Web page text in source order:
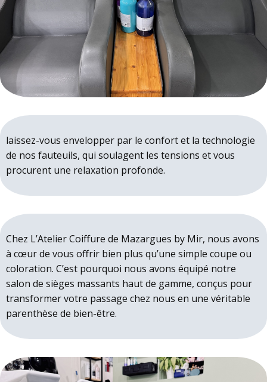
laissez-vous envelopper par le confort et la technologie
de nos fauteuils, qui soulagent les tensions et vous
procurent une relaxation profonde.
Chez L’Atelier Coiffure de Mazargues by Mir, nous avons
à cœur de vous offrir bien plus qu’une simple coupe ou
coloration. C’est pourquoi nous avons équipé notre
salon de sièges massants haut de gamme, conçus pour
transformer votre passage chez nous en une véritable
parenthèse de bien-être.